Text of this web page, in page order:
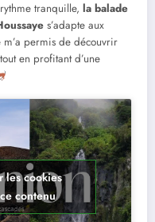
tranquille, la balade
s’adapte aux
m’a permis de découvrir
en profitant d’une
les cookies
contenu